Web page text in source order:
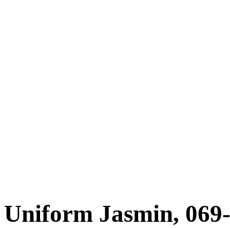
Uniform Jasmin,